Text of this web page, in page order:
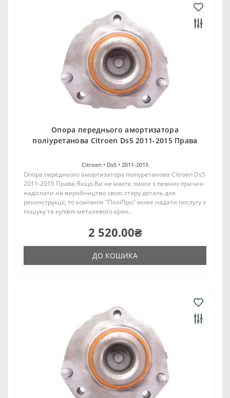
Опора переднього амортизатора
поліуретанова Citroen Ds5 2011-2015 Права
Citroen • Ds5 • 2011-2015
Опора переднього амортизатора поліуретанова Citroen Ds5
2011-2015 Права Якщо Ви не маєте змоги з певних причин
надіслати на виробництво свою стару деталь для
реконструкції, то компанія "ПоліПро" може надати послугу з
пошуку та купівлі металевого крон..
2 520.00₴
ДО КОШИКА